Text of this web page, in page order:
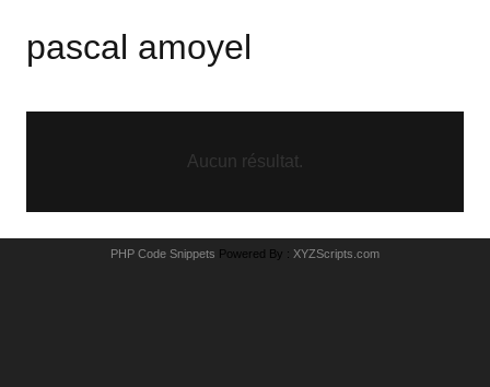
pascal amoyel
Aucun résultat.
PHP Code Snippets Powered By : XYZScripts.com